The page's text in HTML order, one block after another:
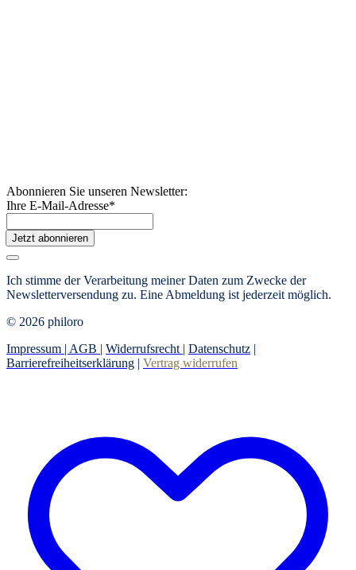
Abonnieren Sie unseren Newsletter:
Ihre E-Mail-Adresse*
Jetzt abonnieren
Ich stimme der Verarbeitung meiner Daten zum Zwecke der
Newsletterversendung zu. Eine Abmeldung ist jederzeit möglich.
© 2026 philoro
Impressum | AGB | Widerrufsrecht | Datenschutz |
Barrierefreiheitserklärung | Vertrag widerrufen